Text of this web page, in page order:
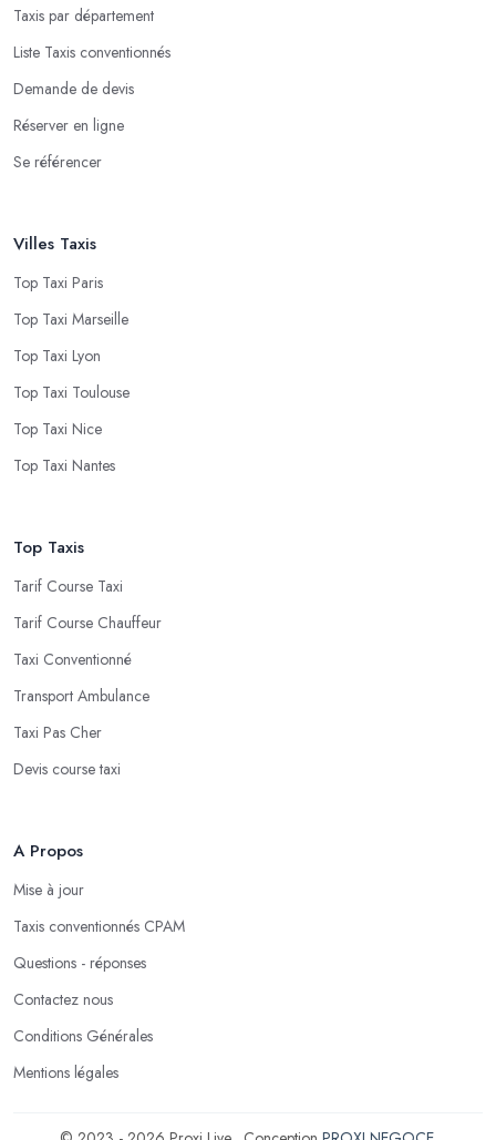
Taxis par département
Liste Taxis conventionnés
Demande de devis
Réserver en ligne
Se référencer
Villes Taxis
Top Taxi Paris
Top Taxi Marseille
Top Taxi Lyon
Top Taxi Toulouse
Top Taxi Nice
Top Taxi Nantes
Top Taxis
Tarif Course Taxi
Tarif Course Chauffeur
Taxi Conventionné
Transport Ambulance
Taxi Pas Cher
Devis course taxi
A Propos
Mise à jour
Taxis conventionnés CPAM
Questions - réponses
Contactez nous
Conditions Générales
Mentions légales